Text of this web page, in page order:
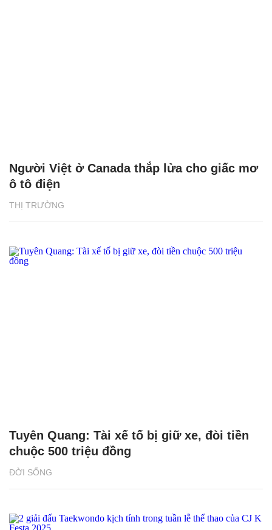
THỊ TRƯỜNG
Người Việt ở Canada thắp lửa cho giấc mơ
ô tô điện
ĐỜI SỐNG
Tuyên Quang: Tài xế tố bị giữ xe, đòi tiền
chuộc 500 triệu đồng